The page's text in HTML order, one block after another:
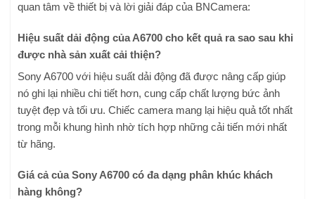
quan tâm về thiết bị và lời giải đáp của BNCamera:
Hiệu suất dải động của A6700 cho kết quả ra sao sau khi
được nhà sản xuất cải thiện?
Sony A6700 với hiệu suất dải động đã được nâng cấp giúp
nó ghi lại nhiều chi tiết hơn, cung cấp chất lượng bức ảnh
tuyệt đẹp và tối ưu. Chiếc camera mang lại hiệu quả tốt nhất
trong mỗi khung hình nhờ tích hợp những cải tiến mới nhất
từ hãng.
Giá cả của Sony A6700 có đa dạng phân khúc khách
hàng không?